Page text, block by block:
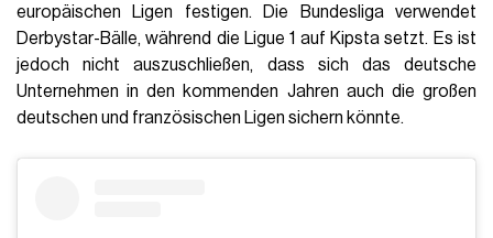
europäischen Ligen festigen. Die Bundesliga verwendet
Derbystar-Bälle, während die Ligue 1 auf Kipsta setzt. Es ist
jedoch nicht auszuschließen, dass sich das deutsche
Unternehmen in den kommenden Jahren auch die großen
deutschen und französischen Ligen sichern könnte.